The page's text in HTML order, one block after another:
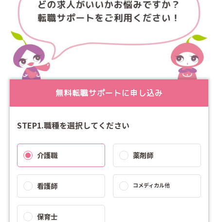
無料転職サポートに申し込み
STEP1.職種を選択してください
介護職 薬剤師
看護師 コメディカル他
保育士